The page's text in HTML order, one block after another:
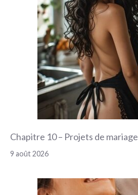
Chapitre 10 – Projets de mariage
9 août 2026